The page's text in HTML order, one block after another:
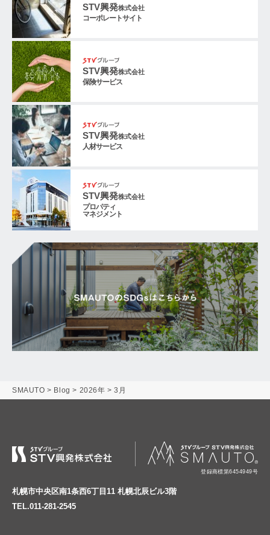
STV興発株式会社
コーポレートサイト
STV興発株式会社
保険サービス
STV興発株式会社
人材サービス
STV興発株式会社
プロパティ
マネジメント
SMAUTO > Blog > 2026年 >3月
登録商標第6454949号
札幌市中央区南1条西6丁目11 札幌北辰ビル3階
TEL.011-281-2545